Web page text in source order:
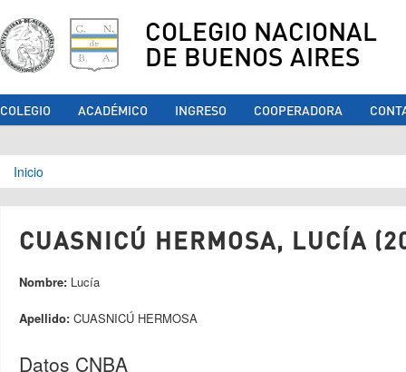
COLEGIO NACIONAL
DE BUENOS AIRES
COLEGIO ACADÉMICO INGRESO COOPERADORA
Se encuentra usted aquí
Inicio
CUASNICÚ HERMOSA, LUCÍA
Nombre: Lucía
Apellido: CUASNICÚ HERMOSA
Datos CNBA